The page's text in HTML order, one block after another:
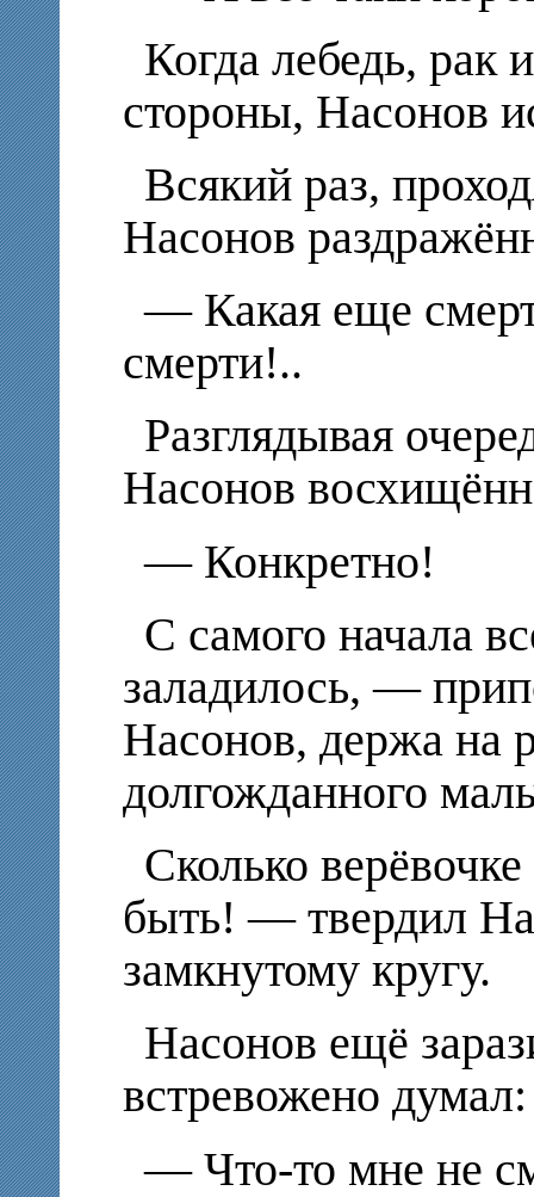
Когда лебедь, рак
стороны, Насонов
Всякий раз,
Насонов
— Какая еще
смерти!..
Разглядывая
Насонов
— Конкретно!
С самого начала
заладилось, —
Насонов, держа на
долгожданного
Сколько
быть! — твердил
замкнутому кругу.
Насонов ещё
встревожено думал:
— Что-то мне не